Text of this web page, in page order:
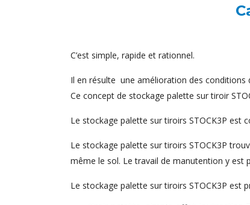
C’est simple, rapide et rationnel.
Il en résulte une amélioration des
Ce concept de stockage palette sur tiroir
Le stockage palette sur tiroirs STOCK3P est
Le stockage palette sur tiroirs STOCK3P
même le sol. Le travail de manutention y est
Le stockage palette sur tiroirs STOCK3P est